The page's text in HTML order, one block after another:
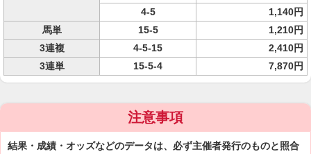
4-5
1,140円
馬単
15-5
1,210円
3連複
4-5-15
2,410円
3連単
15-5-4 7,870円
注意事項
結果・成績・オッズなどのデータは、必ず主催者発行のものと照合